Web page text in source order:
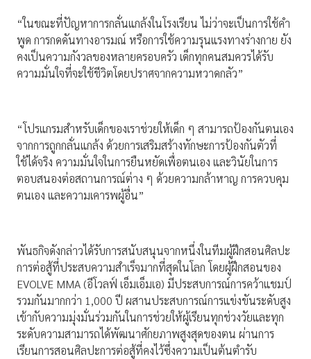
“ในขณะที่ปัญหาการกลั่นแกล้งในโรงเรียน ไม่ว่าจะเป็นการใช้คำ
พูด การกดดันทางอารมณ์ หรือการใช้ความรุนแรงทางร่างกาย ยัง
คงเป็นความกังวลของหลายครอบครัว เด็กทุกคนสมควรได้รับ
ความมั่นใจที่จะใช้ชีวิตโดยปราศจากความหวาดกลัว”
“โปรแกรมสำหรับเด็กของเราช่วยให้เด็ก ๆ สามารถป้องกันตนเอง
จากการถูกกลั่นแกล้ง ด้วยการเสริมสร้างทักษะการป้องกันตัวที่
ใช้ได้จริง ความมั่นใจในการยืนหยัดเพื่อตนเอง และวินัยในการ
ตอบสนองต่อสถานการณ์ต่าง ๆ ด้วยความกล้าหาญ การควบคุม
ตนเอง และความเคารพผู้อื่น”
พันธกิจดังกล่าวได้รับการสนับสนุนจากหนึ่งในทีมผู้ฝึกสอนศิลปะ
การต่อสู้ที่ประสบความสำเร็จมากที่สุดในโลก โดยผู้ฝึกสอนของ
EVOLVE MMA (อีโวลฟ์ เอ็มเอ็มเอ) มีประสบการณ์การคว้าแชมป์
รวมกันมากกว่า 1,000 ปี ผสานประสบการณ์การแข่งขันระดับสูง
เข้ากับความมุ่งมั่นร่วมกันในการช่วยให้ผู้เรียนทุกช่วงวัยและทุก
ระดับความสามารถได้พัฒนาศักยภาพสูงสุดของตน ผ่านการ
เรียนการสอนศิลปะการต่อสู้ที่คงไว้ซึ่งความเป็นต้นตำรับ